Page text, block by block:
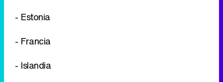
- Estonia
- Francia
- Islandia